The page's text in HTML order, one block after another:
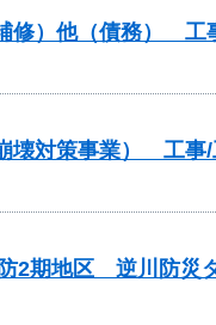
修）他（債務） 工
壊対策事業） 工事
2期地区 逆川防災